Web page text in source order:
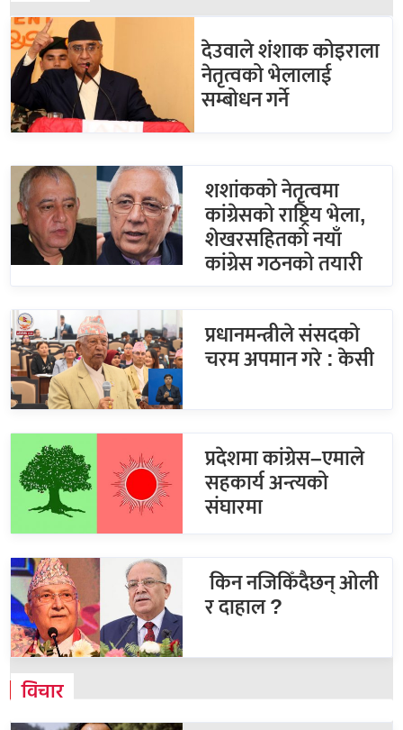
देउवाले शंशाक कोइराला
नेतृत्वको भेलालाई
सम्बोधन गर्ने
शशांकको नेतृत्वमा
कांग्रेसको राष्ट्रिय भेला,
शेखरसहितको नयाँ
कांग्रेस गठनको तयारी
प्रधानमन्त्रीले संसदको
चरम अपमान गरे : केसी
प्रदेशमा कांग्रेस–एमाले
सहकार्य अन्त्यको
संघारमा
किन नजिकिँदैछन् ओली
र दाहाल ?
विचार